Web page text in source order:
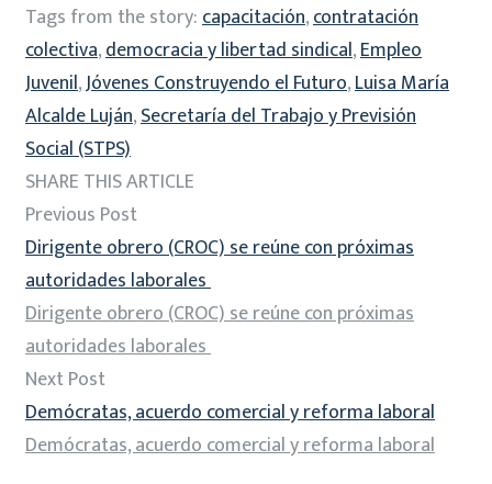
Tags from the story:capacitación,contratación
colectiva,democracia y libertad sindical,Empleo
Juvenil,Jóvenes Construyendo el Futuro,Luisa María
Alcalde Luján,Secretaría del Trabajo y Previsión
Social (STPS)
SHARE THIS ARTICLE
Previous Post
Dirigente obrero (CROC) se reúne con próximas
autoridades laborales
Dirigente obrero (CROC) se reúne con próximas
autoridades laborales
Next Post
Demócratas, acuerdo comercial y reforma laboral
Demócratas, acuerdo comercial y reforma laboral